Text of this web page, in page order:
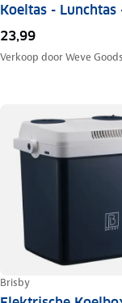
Koeltas -
23,99
Verkoop doorWeve Goods
Brisby